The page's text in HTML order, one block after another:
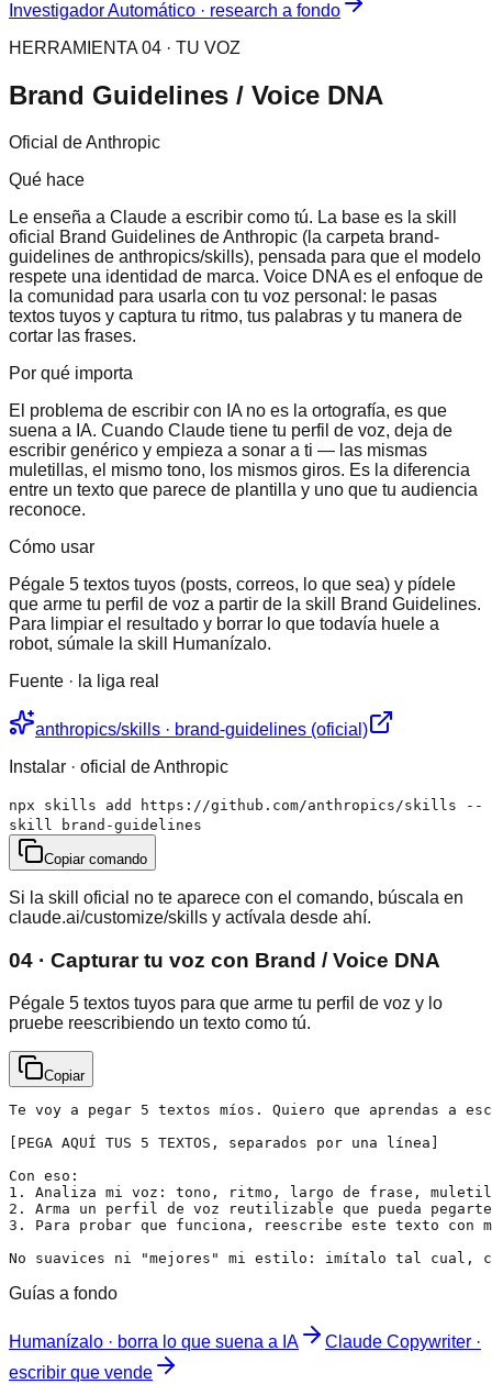
Investigador Automático · research a fondo
HERRAMIENTA 04 · TU VOZ
Brand Guidelines / Voice DNA
Oficial de Anthropic
Qué hace
Le enseña a Claude a escribir como tú. La base es la skill
oficial Brand Guidelines de Anthropic (la carpeta brand-
guidelines de anthropics/skills), pensada para que el modelo
respete una identidad de marca. Voice DNA es el enfoque de
la comunidad para usarla con tu voz personal: le pasas
textos tuyos y captura tu ritmo, tus palabras y tu manera de
cortar las frases.
Por qué importa
El problema de escribir con IA no es la ortografía, es que
suena a IA. Cuando Claude tiene tu perfil de voz, deja de
escribir genérico y empieza a sonar a ti — las mismas
muletillas, el mismo tono, los mismos giros. Es la diferencia
entre un texto que parece de plantilla y uno que tu audiencia
reconoce.
Cómo usar
Pégale 5 textos tuyos (posts, correos, lo que sea) y pídele
que arme tu perfil de voz a partir de la skill Brand Guidelines.
Para limpiar el resultado y borrar lo que todavía huele a
robot, súmale la skill Humanízalo.
Fuente · la liga real
anthropics/skills · brand-guidelines (oficial)
Instalar · oficial de Anthropic
npx skills add https://github.com/anthropics/skills --
skill brand-guidelines
Copiar comando
Si la skill oficial no te aparece con el comando, búscala en
claude.ai/customize/skills y actívala desde ahí.
04 · Capturar tu voz con Brand / Voice DNA
Pégale 5 textos tuyos para que arme tu perfil de voz y lo
pruebe reescribiendo un texto como tú.
Copiar
Te voy a pegar 5 textos míos. Quiero que aprendas a
[PEGA AQUÍ TUS 5 TEXTOS, separados por una línea]
Con eso:
1. Analiza mi voz: tono, ritmo, largo de frase,
2. Arma un perfil de voz reutilizable que pueda
3. Para probar que funciona, reescribe este texto con mi
No suavices ni "mejores" mi estilo: imítalo tal cual,
Guías a fondo
Humanízalo · borra lo que suena a IA
Claude Copywriter ·
escribir que vende